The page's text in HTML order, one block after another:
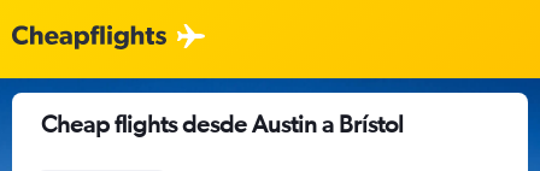
Cheap flights desde Austin a Brístol